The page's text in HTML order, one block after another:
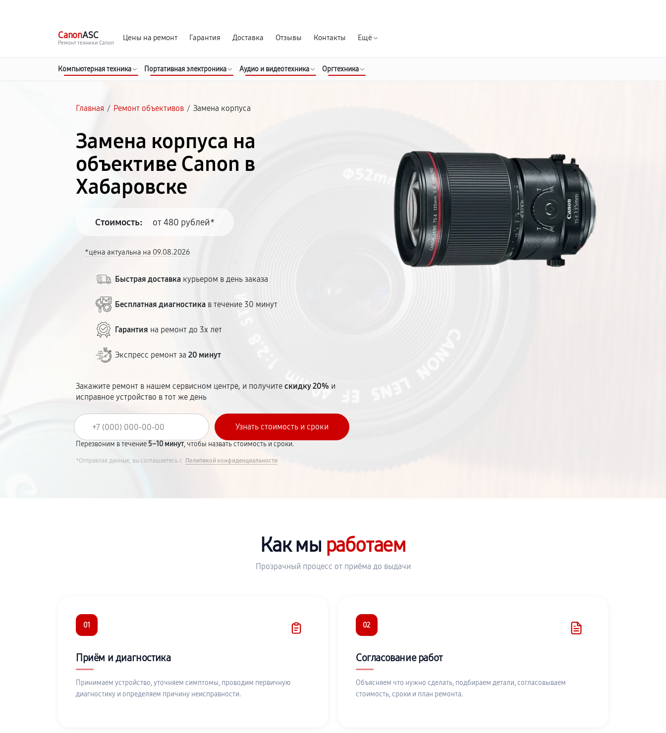
CanonASC
Ремонт техники Canon
Цены на ремонт Гарантия Доставка Отзывы Контакты Ещё
Компьютерная техника Портативная электроника Аудио и видеотехника Оргтехника
Главная / Ремонт объективов / Замена корпуса
Замена корпуса на
объективе Canon в
Хабаровске
Стоимость: от 480 рублей*
*цена актуальна на 09.08.2026
Быстрая доставка курьером в день заказа
Бесплатная диагностика в течение 30 минут
Гарантия на ремонт до 3х лет
Экспресс ремонт за20 минут
Закажите ремонт в нашем сервисном центре, и получитескидку 20% и
исправное устройство в тот же день
Перезвоним в течение5–10 минут, чтобы назвать стоимость и сроки.
*Отправляя данные, вы соглашаетесь с Политикой конфиденциальности
Как мы работаем
Прозрачный процесс от приёма до выдачи
01
Приём и диагностика
Принимаем устройство, уточняем симптомы, проводим первичную
диагностику и определяем причину неисправности.
02
Согласование работ
Объясняем что нужно сделать, подбираем детали, согласовываем
стоимость, сроки и план ремонта.